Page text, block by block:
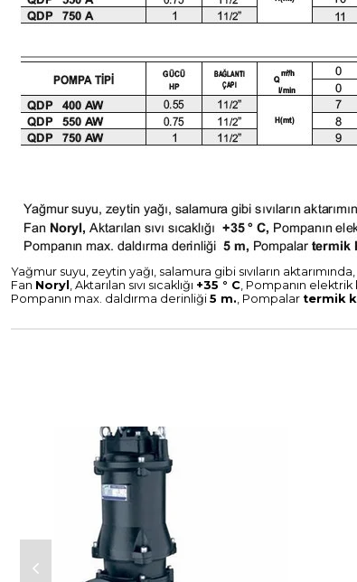
Yağmur suyu, zeytin yağı, salamura gibi sıvıların
Fan Noryl , Aktarılan sıvı sıcaklığı +35 ° C, Pompanın
Pompanın max. daldırma derinliği 5 m., Pompalar termik